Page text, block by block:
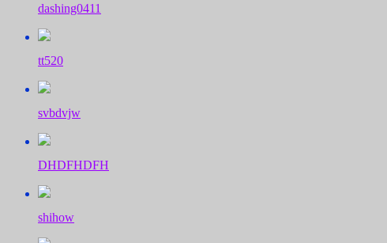
dashing0411
tt520
svbdvjw
DHDFHDFH
shihow